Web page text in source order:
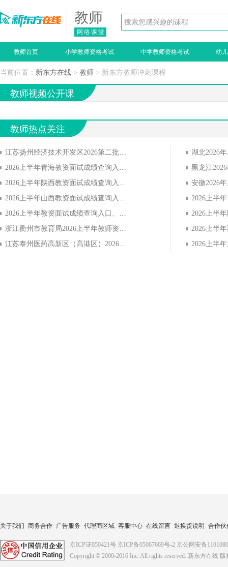
教师
网络课堂
教师首页 小学教师资格考试 中学教师资格考试 幼
当前位置： 新东方在线 > 教师 > 新东方教师冲刺课程
教师视频公开课
教师热点关注
江苏扬州经济技术开发区2026第二批初级中学小学、幼儿园
2026上半年青海教资面试成绩查询入口、查询时间
2026上半年陕西教资面试成绩查询入口、查询时间
2026上半年山西教资面试成绩查询入口、查询时间
2026上半年教资面试成绩查询入口、查询时间
浙江衢州市教育局2026上半年教师资格拟认定通过人员公告
江苏泰州医药高新区（高港区）2026教资第一次认定结果公布
关于我们 商务合作 广告服务 代理商区域 客服中心 在线留言 退换货说明 合作伙
京ICP证050421号 京ICP备05067669号-2 京公网安备
Copyright © 2000-2016 Inc. All rights reserved. 新东方在线